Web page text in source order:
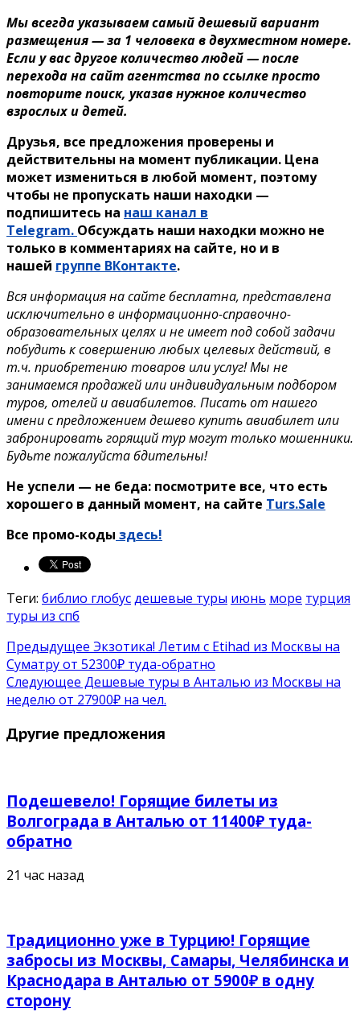
Мы всегда указываем самый дешевый вариант
размещения — за 1 человека в двухместном номере.
Если у вас другое количество людей — после
перехода на сайт агентства по ссылке просто
повторите поиск, указав нужное количество
взрослых и детей.
Друзья, все предложения проверены и
действительны на момент публикации. Цена
может измениться в любой момент, поэтому
чтобы не пропускать наши находки —
подпишитесь на наш канал в
Telegram. Обсуждать наши находки можно не
только в комментариях на сайте, но и в
нашей группе ВКонтакте.
Вся информация на сайте бесплатна, представлена
исключительно в информационно-справочно-
образовательных целях и не имеет под собой задачи
побудить к совершению любых целевых действий, в
т.ч. приобретению товаров или услуг! Мы не
занимаемся продажей или индивидуальным подбором
туров, отелей и авиабилетов. Писать от нашего
имени с предложением дешево купить авиабилет или
забронировать горящий тур могут только мошенники.
Будьте пожалуйста бдительны!
Не успели — не беда: посмотрите все, что есть
хорошего в данный момент, на сайте Turs.Sale
Все промо-коды здесь!
Теги: библио глобусдешевые туры июнь море турция
туры из спб
Предыдущее Экзотика! Летим с Etihad из Москвы на
Суматру от 52300₽ туда-обратно
Следующее Дешевые туры в Анталью из Москвы на
неделю от 27900₽ на чел.
Другие предложения
Подешевело! Горящие билеты из
Волгограда в Анталью от 11400₽ туда-
обратно
21 час назад
Традиционно уже в Турцию! Горящие
забросы из Москвы, Самары, Челябинска и
Краснодара в Анталью от 5900₽ в одну
сторону